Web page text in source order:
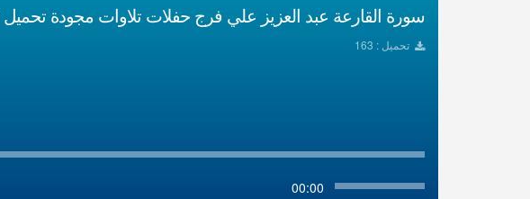
سورة القارعة عبد العزيز علي فرج حفلات تلاوات مجودة تحميل Mp3
تحميل : 163
00:00